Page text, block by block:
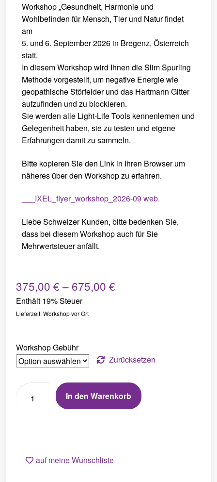
Workshop „Gesundheit, Harmonie und
Wohlbefinden für Mensch, Tier und Natur findet
am
5. und 6. September 2026 in Bregenz, Österreich
statt.
In diesem Workshop wird Ihnen die Slim Spurling
Methode vorgestellt, um negative Energie wie
geopathische Störfelder und das Hartmann Gitter
aufzufinden und zu blockieren.
Sie werden alle Light-Life Tools kennenlernen und
Gelegenheit haben, sie zu testen und eigene
Erfahrungen damit zu sammeln.
Bitte kopieren Sie den Link in Ihren Browser um
näheres über den Workshop zu erfahren.
__IXEL_flyer_workshop_2026-09 web.
Liebe Schweizer Kunden, bitte bedenken Sie,
dass bei diesem Workshop auch für Sie
Mehrwertsteuer anfällt.
375,00€ – 675,00€
Enthält 19% Steuer
Lieferzeit: Workshop vor Ort
Workshop Gebühr
Zurücksetzen
In den Warenkorb
auf meine Wunschliste